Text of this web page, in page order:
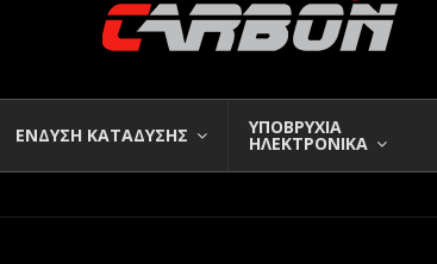
ΕΝΔΥΣΗ ΚΑΤΑΔΥΣΗΣ ΥΠΟΒΡΥΧΙΑ
ΗΛΕΚΤΡΟΝΙΚΑ